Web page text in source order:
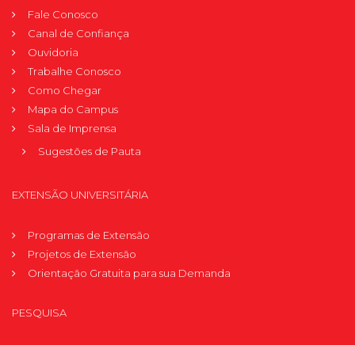
Fale Conosco
Canal de Confiança
Ouvidoria
Trabalhe Conosco
Como Chegar
Mapa do Campus
Sala de Imprensa
Sugestões de Pauta
EXTENSÃO UNIVERSITÁRIA
Programas de Extensão
Projetos de Extensão
Orientação Gratuita para sua Demanda
PESQUISA